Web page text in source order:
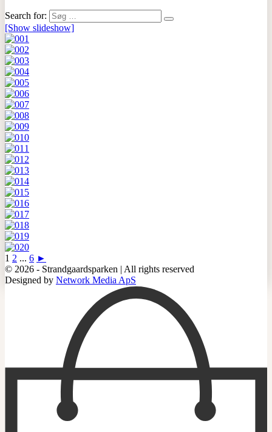
Search for:
[Show slideshow]
1 2 ... 6 ►
© 2026 - Strandgaardsparken | All rights reserved
Designed by Network Media ApS